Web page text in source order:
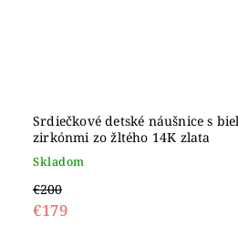
Srdiečkové detské náušnice s
zirkónmi zo žltého 14K zlata
Skladom
€200
€179